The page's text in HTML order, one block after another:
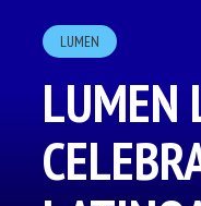
LUMEN
LUMEN